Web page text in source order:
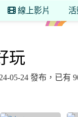
線上影片 活
玩
05-24 發布，已有